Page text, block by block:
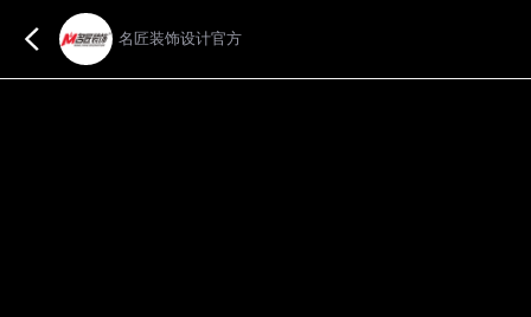
名匠装饰设计官方